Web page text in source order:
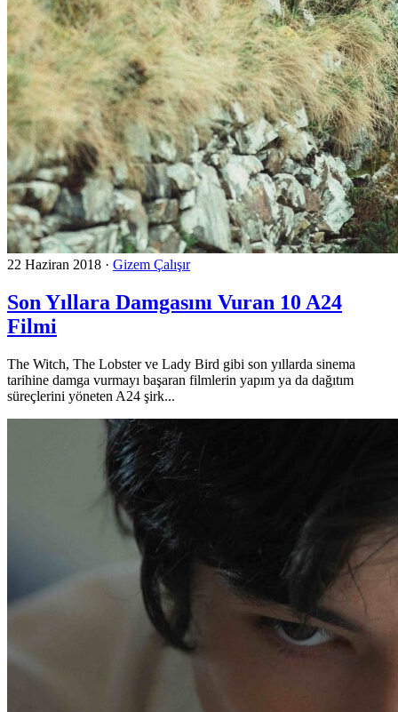
22 Haziran 2018 · Gizem Çalışır
Son Yıllara Damgasını Vuran 10 A24
Filmi
The Witch, The Lobster ve Lady Bird gibi son yıllarda sinema
tarihine damga vurmayı başaran filmlerin yapım ya da dağıtım
süreçlerini yöneten A24 şirk...